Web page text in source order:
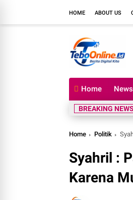
HOME ABOUT US
Home News
BREAKING NEWS
Home Politik
Syahril :
Karena